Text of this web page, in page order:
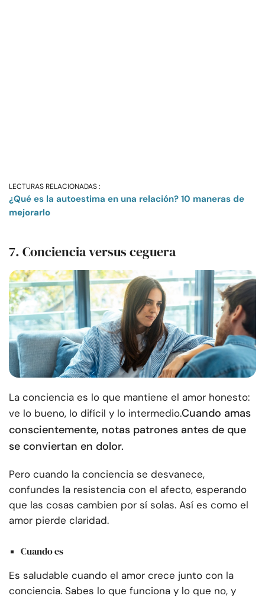
LECTURAS RELACIONADAS :
¿Qué es la autoestima en una relación? 10 maneras de
mejorarlo
7. Conciencia versus ceguera
La conciencia es lo que mantiene el amor honesto:
ve lo bueno, lo difícil y lo intermedio.Cuando amas
conscientemente, notas patrones antes de que
se conviertan en dolor.
Pero cuando la conciencia se desvanece,
confundes la resistencia con el afecto, esperando
que las cosas cambien por sí solas. Así es como el
amor pierde claridad.
Cuando es
Es saludable cuando el amor crece junto con la
conciencia. Sabes lo que funciona y lo que no, y